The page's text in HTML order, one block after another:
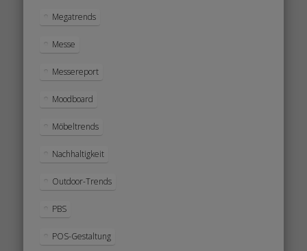
Megatrends
Messe
Messereport
Moodboard
Möbeltrends
Nachhaltigkeit
Outdoor-Trends
PBS
POS-Gestaltung